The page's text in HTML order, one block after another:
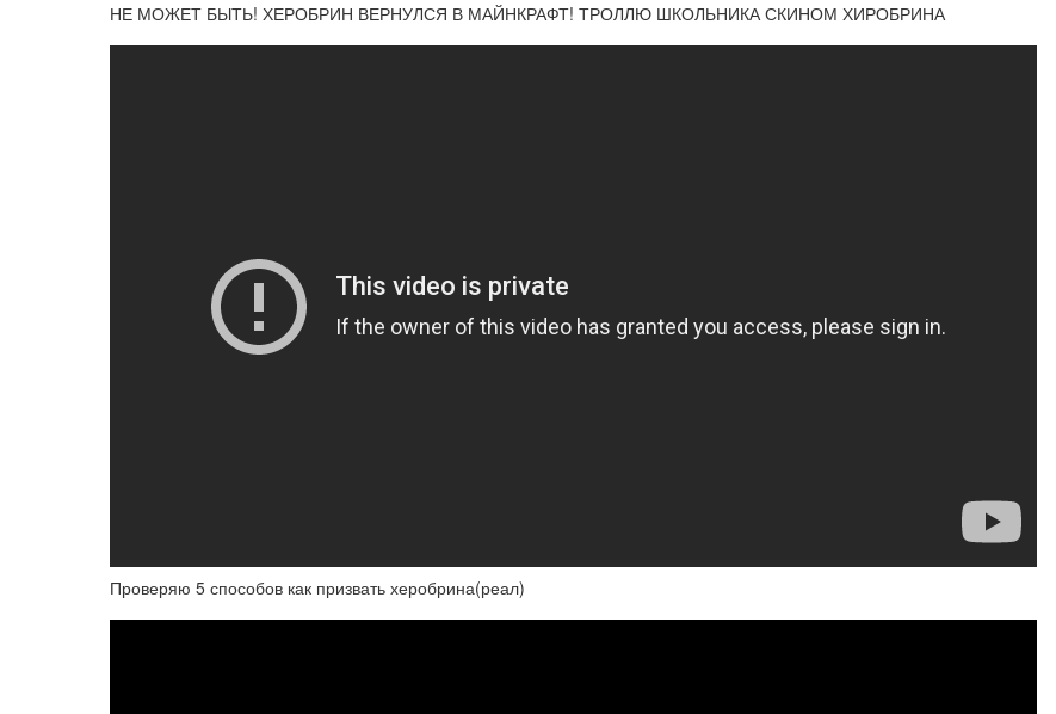
НЕ МОЖЕТ БЫТЬ! ХЕРОБРИН ВЕРНУЛСЯ В МАЙНКРАФТ! ТРОЛЛЮ ШКОЛЬНИКА СКИНОМ ХИРОБРИНА
Проверяю 5 способов как призвать херобрина(реал)